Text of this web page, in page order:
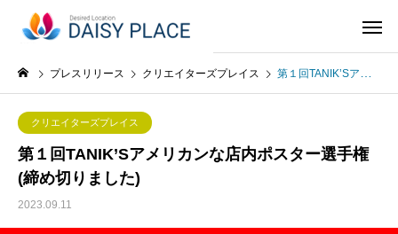
プレスリリース クリエイターズプレイス 第１回TANIK’Sアメリカンな店内ポスター選手権(締め切りました)
クリエイターズプレイス
第１回TANIK’Sアメリカンな店内ポスター選手権
(締め切りました)
2023.09.11